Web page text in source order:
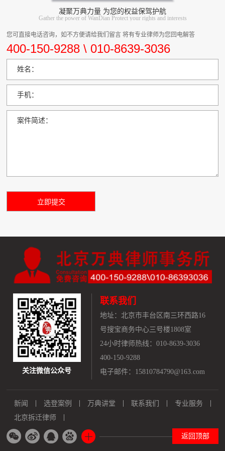
凝聚万典力量 为您的权益保驾护航
Gather the power of WanDian Protect your rights and interests
您可直接电话咨询，如不方便请给我们留言 将有专业律师为您回电解答
400-150-9288 \ 010-8639-3036
姓名：
手机：
案件简述：
关注微信公众号
联系我们
地址： 北京市丰台区南三环西路16
号搜宝商务中心三号楼1808室
24小时律师热线：010-8639-3036
400-150-9288
电子邮件：15810784790@163.com
新闻 选登案例 万典讲堂 联系我们
专业服务
北京拆迁律师
返回顶部